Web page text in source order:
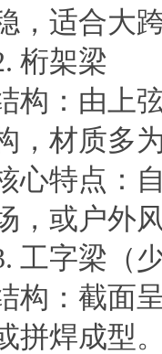
，适合大
桁架梁
构：由上
，材质多
心特点：
，或户外
工字梁（
构：截面
拼焊成型